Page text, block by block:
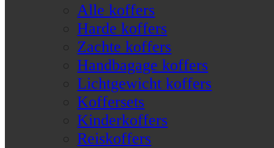
Alle koffers
Harde koffers
Zachte koffers
Handbagage koffers
Lichtgewicht koffers
Koffersets
Kinderkoffers
Reiskoffers